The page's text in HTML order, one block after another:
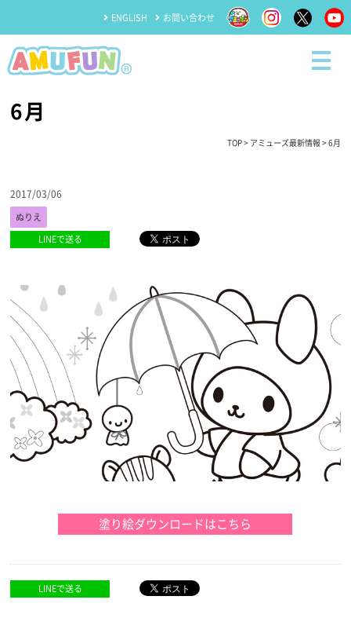
ENGLISH お問い合わせ
6月
TOP> アミューズ最新情報> 6月
2017/03/06
ぬりえ
LINEで送る
LINEで送る